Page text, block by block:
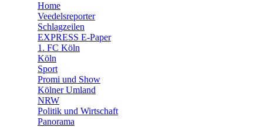
🛒 Shoppingwelt
Home
Veedelsreporter
Schlagzeilen
EXPRESS E-Paper
1. FC Köln
Köln
Sport
Promi und Show
Kölner Umland
NRW
Politik und Wirtschaft
Panorama